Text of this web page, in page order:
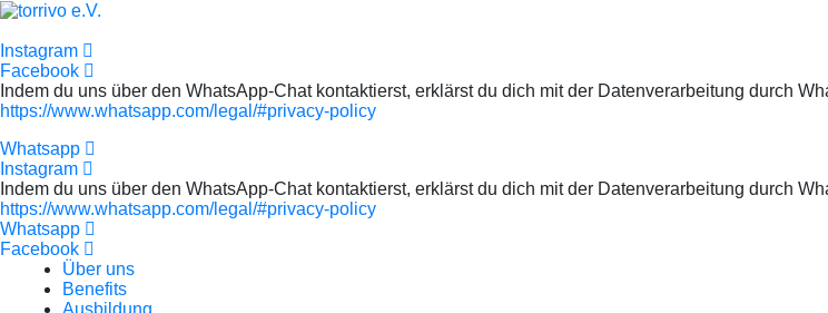
Instagram
Facebook
Indem du uns über den WhatsApp-Chat kontaktierst, erklärst du dich mit der Datenverarbeitung durch
https://www.whatsapp.com/legal/#privacy-policy
Whatsapp
Instagram
Indem du uns über den WhatsApp-Chat kontaktierst, erklärst du dich mit der Datenverarbeitung durch
https://www.whatsapp.com/legal/#privacy-policy
Whatsapp
Facebook
Über uns
Benefits
Ausbildung